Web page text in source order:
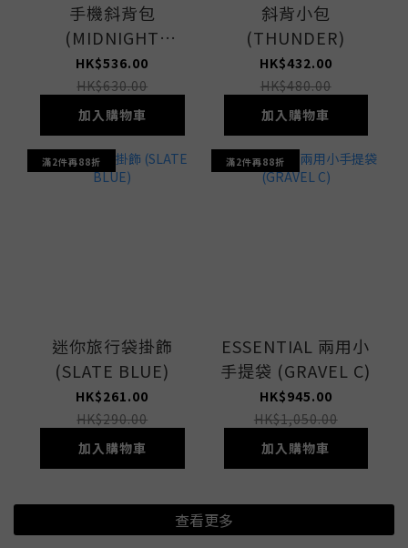
手機斜背包
(MIDNIGHT
GREEN)
HK$536.00
HK$630.00
加入購物車
斜背小包
(THUNDER)
HK$432.00
HK$480.00
加入購物車
滿2件再88折
迷你旅行袋掛飾
(SLATE BLUE)
HK$261.00
HK$290.00
加入購物車
滿2件再88折
ESSENTIAL 兩用小
手提袋 (GRAVEL C)
HK$945.00
HK$1,050.00
加入購物車
查看更多